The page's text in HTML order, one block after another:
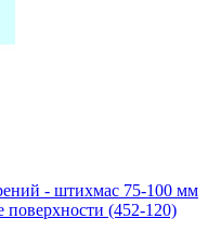
- штихмас 75-100 мм
поверхности (452-120)